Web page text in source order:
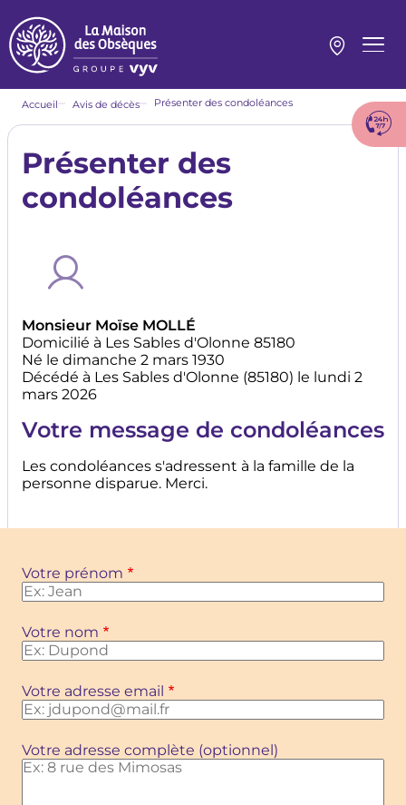
au
contenu
principal
Menu
Fil
Accueil Avis de décès Présenter des condoléances
Présenter des
condoléances
Monsieur Moïse MOLLÉ
Domicilié à Les Sables d'Olonne 85180
Né le dimanche 2 mars 1930
Décédé à Les Sables d'Olonne (85180) le lundi 2
mars 2026
Votre message de condoléances
Les condoléances s'adressent à la famille de la
personne disparue. Merci.
Votre prénom
Votre nom
Votre adresse email
Votre adresse complète (optionnel)